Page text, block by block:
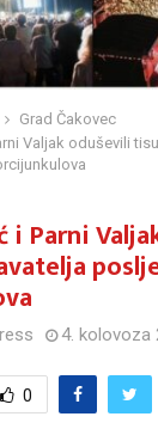
Grad Čakovec
Valjak oduševili
i Parni
4. kolovoza
0